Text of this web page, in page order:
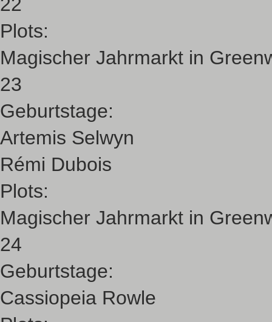
Plots:
Magischer Jahrmarkt in
23
Geburtstage:
Artemis Selwyn
Rémi Dubois
Plots:
Magischer Jahrmarkt in
24
Geburtstage:
Cassiopeia Rowle